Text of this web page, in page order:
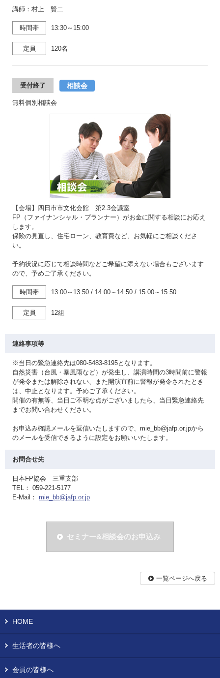
講師：村上 賢二
時間帯 13:30～15:00
定員 120名
受付終了 相談会
無料個別相談会
【会場】四日市市文化会館 第2.3会議室
FP（ファイナンシャル・プランナー）がお金に関する相談にお応え
します。
保険の見直し、住宅ローン、教育費など、お気軽にご相談くださ
い。
予約状況に応じて相談時間などご希望に添えない場合もございます
ので、予めご了承ください。
時間帯 13:00～13:50 / 14:00～14:50 / 15:00～15:50
定員 12組
連絡事項等
※当日の緊急連絡先は080-5483-8195となります。
自然災害（台風・暴風雨など）が発生し、講演時間の3時間前に警報
が発令または解除されない、また開演直前に警報が発令されたとき
は、中止となります。予めご了承ください。
開催の有無等、当日ご不明な点がございましたら、当日緊急連絡先
までお問い合わせください。
お申込み確認メールを返信いたしますので、mie_bb@jafp.or.jpから
のメールを受信できるように設定をお願いいたします。
お問合せ先
日本FP協会 三重支部
TEL： 059-221-5177
E-Mail： mie_bb@jafp.or.jp
セミナー&相談会のお申込み
一覧ページへ戻る
HOME
生活者の皆様へ
会員の皆様へ